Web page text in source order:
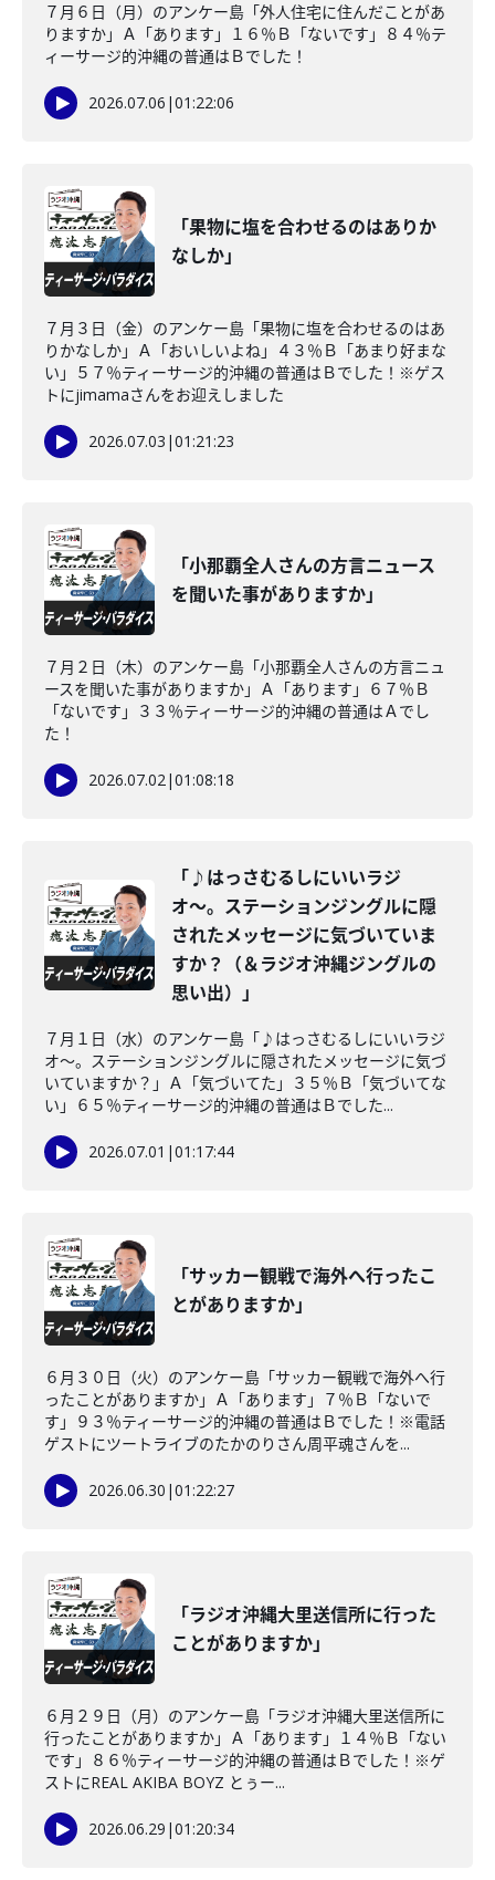
７月６日（月）のアンケー島「外人住宅に住んだことがあ
りますか」Ａ「あります」１６％Ｂ「ないです」８４％テ
ィーサージ的沖縄の普通はＢでした！
2026.07.06 |01:22:06
「果物に塩を合わせるのはありか
なしか」
７月３日（金）のアンケー島「果物に塩を合わせるのはあ
りかなしか」Ａ「おいしいよね」４３％Ｂ「あまり好まな
い」５７％ティーサージ的沖縄の普通はＢでした！※ゲス
トにjimamaさんをお迎えしました
2026.07.03 |01:21:23
「小那覇全人さんの方言ニュース
を聞いた事がありますか」
７月２日（木）のアンケー島「小那覇全人さんの方言ニュ
ースを聞いた事がありますか」Ａ「あります」６７％Ｂ
「ないです」３３％ティーサージ的沖縄の普通はＡでし
た！
2026.07.02|01:08:18
「♪はっさむるしにいいラジ
オ〜。ステーションジングルに隠
されたメッセージに気づいていま
すか？（＆ラジオ沖縄ジングルの
思い出）」
７月１日（水）のアンケー島「♪はっさむるしにいいラジ
オ〜。ステーションジングルに隠されたメッセージに気づ
いていますか？」Ａ「気づいてた」３５％Ｂ「気づいてな
い」６５％ティーサージ的沖縄の普通はＢでした...
2026.07.01 |01:17:44
「サッカー観戦で海外へ行ったこ
とがありますか」
６月３０日（火）のアンケー島「サッカー観戦で海外へ行
ったことがありますか」Ａ「あります」７％Ｂ「ないで
す」９３％ティーサージ的沖縄の普通はＢでした！※電話
ゲストにツートライブのたかのりさん周平魂さんを...
2026.06.30 |01:22:27
「ラジオ沖縄大里送信所に行った
ことがありますか」
６月２９日（月）のアンケー島「ラジオ沖縄大里送信所に
行ったことがありますか」Ａ「あります」１４％Ｂ「ない
です」８６％ティーサージ的沖縄の普通はＢでした！※ゲ
ストにREAL AKIBA BOYZ とぅー...
2026.06.29 |01:20:34